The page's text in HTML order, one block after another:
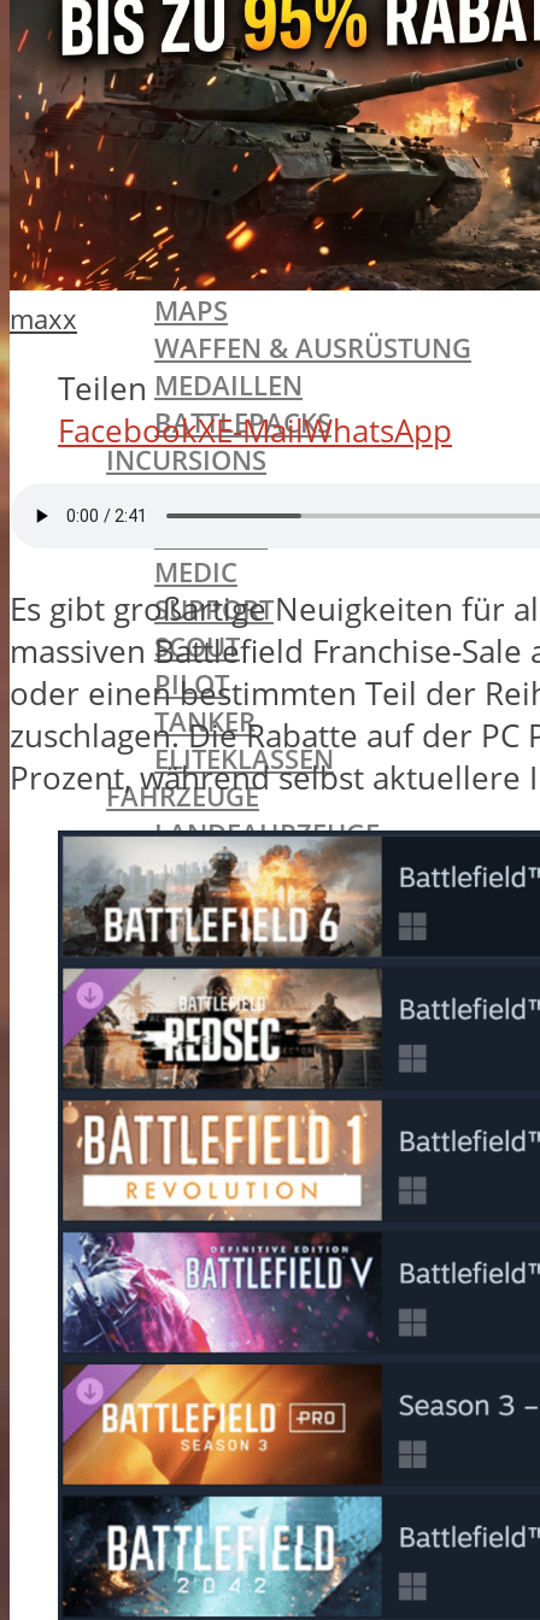
BATTLEFIELD 1
SINGLEPLAYER
ALLGEMEINES
MISSIONEN
TRAILER
MULTIPLAYER
ALLGEMEINES
SPIELMODI
MAPS
WAFFEN & AUSRÜSTUNG
MEDAILLEN
BATTLEPACKS
INCURSIONS
MEDIC
SUPPORT
SCOUT
PILOT
TANKER
ELITEKLASSEN
FAHRZEUGE
LANDFAHRZEUGE
PFERDE
LUFTFAHRZEUGE
WASSERFAHRZEUGE
STATIONÄREN WAFFEN
ERWEITERUNGSPACKS
GIANT´S SHADOW
THEY SHALL NOT PASS
IN THE NAME OF THE TSAR
TURNING TIDES
APOCALYPSE
SYSTEMANFORDERUNGEN
BATTLEFIELD OLDIES
BATTLEFIELD 4
SINGLEPLAYER
MULTIPLAYER
MAPS
SPIELMODI
KLASSEN
STURMSOLDAT
PIONIER
maxx
Teilen
FacebookXE-MailWhatsApp
Es gibt großartige Neuigkeiten für
massiven Battlefield Franchise-
oder einen bestimmten Teil der
zuschlagen. Die Rabatte auf der
Prozent, während selbst aktuellere